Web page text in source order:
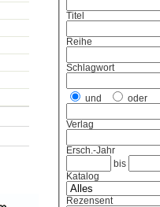
Titel
Reihe
Schlagwort
und oder
Verlag
Ersch.-Jahr
bis
Katalog
Rezensent